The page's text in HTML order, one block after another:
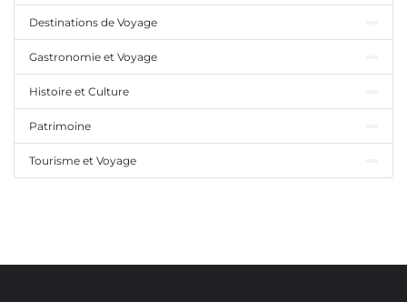
Destinations de Voyage
Gastronomie et Voyage
Histoire et Culture
Patrimoine
Tourisme et Voyage